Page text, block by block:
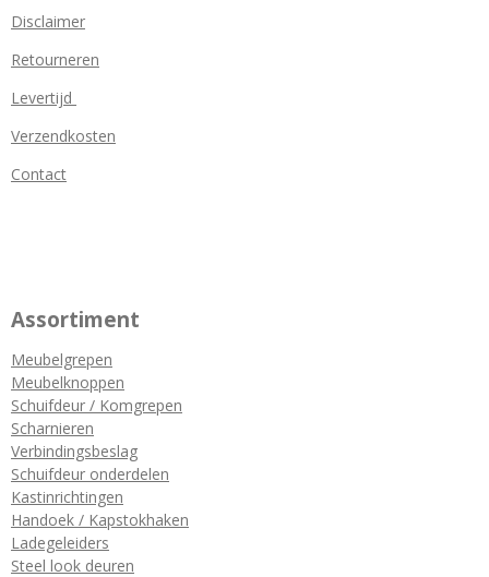
Disclaimer
Retourneren
Levertijd
Verzendkosten
Contact
Assortiment
Meubelgrepen
Meubelknoppen
Schuifdeur / Komgrepen
Scharnieren
Verbindingsbeslag
Schuifdeur onderdelen
Kastinrichtingen
Handoek / Kapstokhaken
Ladegeleiders
Steel look deuren